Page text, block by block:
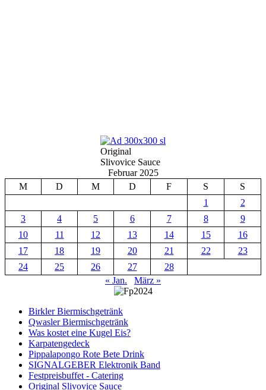
Original
Slivovice Sauce
Februar 2025
M
D M D F S
S
1
2
3
4 5 6 7 8
9
10
11 12 13 14 15
16
17
18 19 20 21 22
23
24
25 26 27
28
« Jan.
März »
Birkler Biermischgetränk
Qwasler Biermischgetränk
Was kostet eine Kugel Eis?
Karpatengedeck
Pippalapongo Rote Bete Drink
SIGNALGEBER Elektronik Band
Festpreisbuffet - Catering
Original Slivovice Sauce